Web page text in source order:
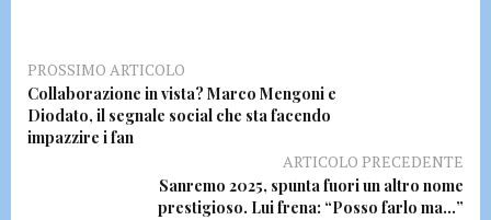
PROSSIMO ARTICOLO
Collaborazione in vista? Marco Mengoni e
Diodato, il segnale social che sta facendo
impazzire i fan
ARTICOLO PRECEDENTE
Sanremo 2025, spunta fuori un altro nome
prestigioso. Lui frena: “Posso farlo ma…”